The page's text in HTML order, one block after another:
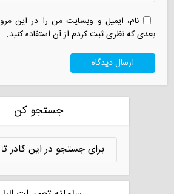
نام، ایمیل و وبسایت من را در این
بعدی که نظری ثبت کردم از آن استفاده کنید.
جستجو کن